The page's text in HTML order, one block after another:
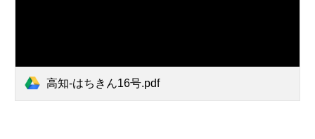
高知-はちきん16号.pdf